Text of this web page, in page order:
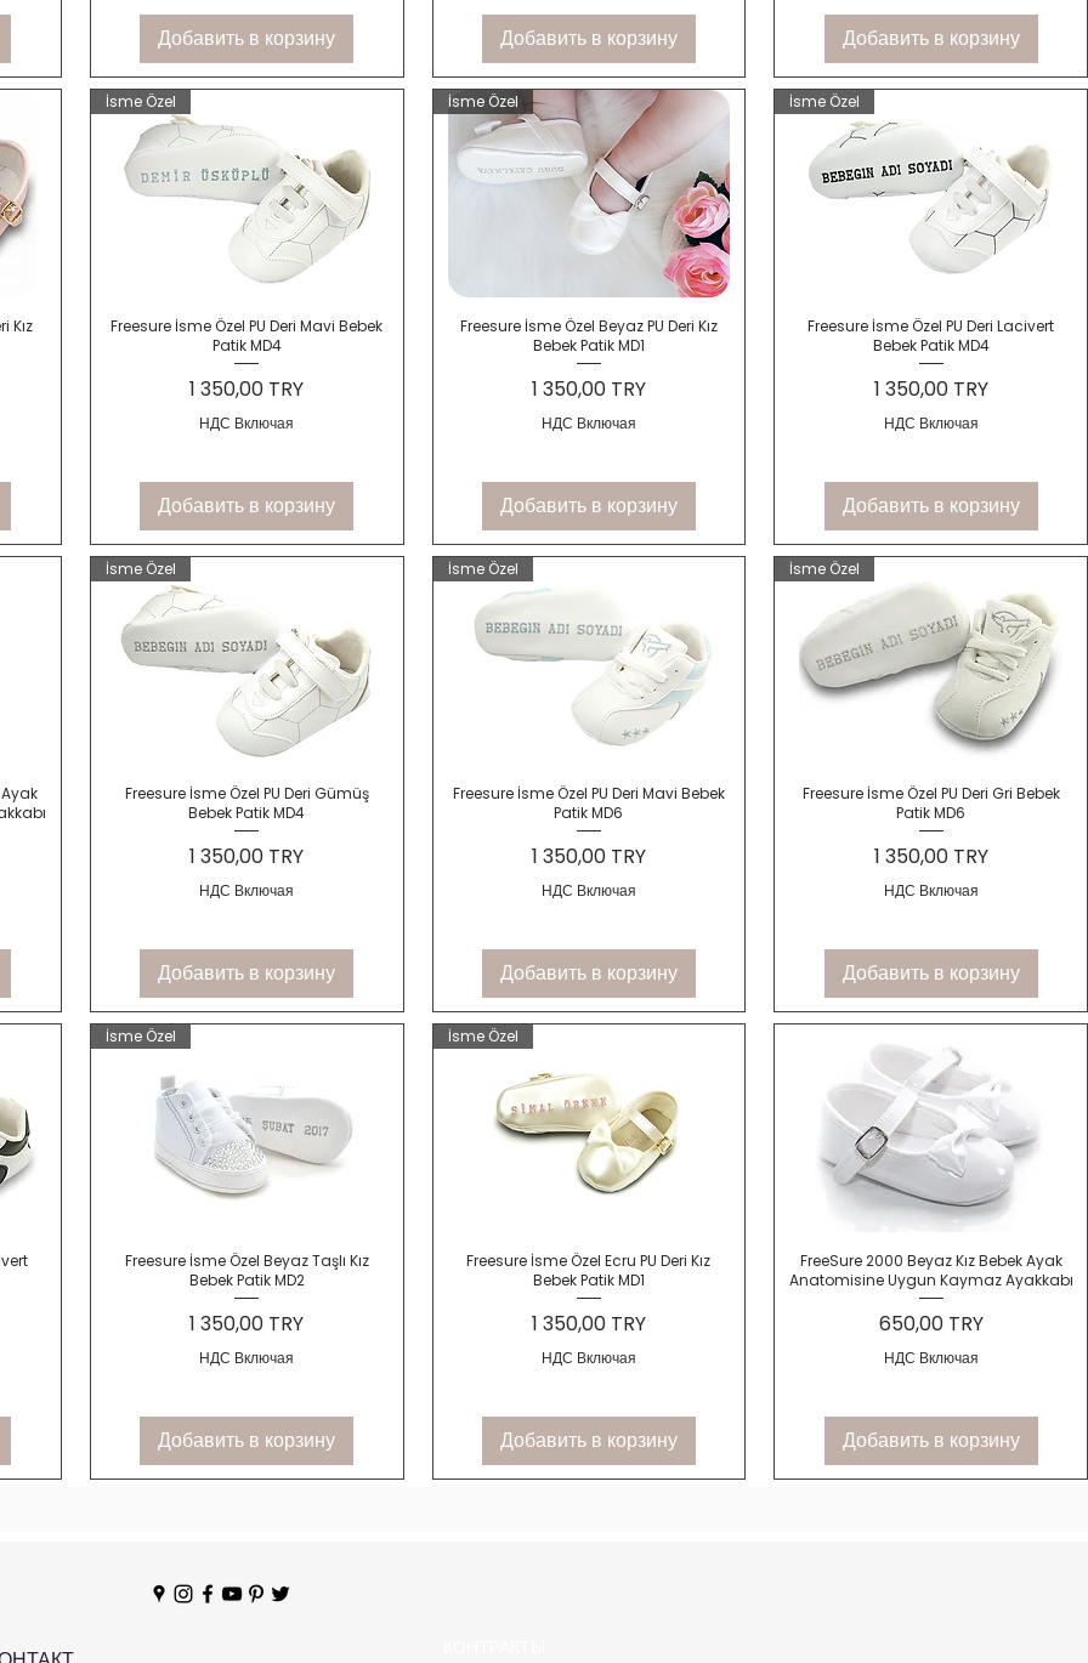
Добавить в корзину Добавить в корзину Добавить в корзину
Kız
Быстрый просмотр
İsme Özel
Freesure İsme Özel PU Deri Mavi Bebek
Patik MD4
Цена
1 350,00 TRY
НДС Включая
Добавить в корзину
Быстрый просмотр
İsme Özel
Freesure İsme Özel Beyaz PU Deri Kız
Bebek Patik MD1
Цена
1 350,00 TRY
НДС Включая
Добавить в корзину
Быстрый просмотр
İsme Özel
Freesure İsme Özel PU Deri Lacivert
Bebek Patik MD4
Цена
1 350,00 TRY
НДС Включая
Добавить в корзину
Ayak
Быстрый просмотр
İsme Özel
Freesure İsme Özel PU Deri Gümüş
Bebek Patik MD4
Цена
1 350,00 TRY
НДС Включая
Добавить в корзину
Быстрый просмотр
İsme Özel
Freesure İsme Özel PU Deri Mavi Bebek
Patik MD6
Цена
1 350,00 TRY
НДС Включая
Добавить в корзину
Быстрый просмотр
İsme Özel
Freesure İsme Özel PU Deri Gri Bebek
Patik MD6
Цена
1 350,00 TRY
НДС Включая
Добавить в корзину
Быстрый просмотр
İsme Özel
Freesure İsme Özel Beyaz Taşlı Kız
Bebek Patik MD2
Цена
1 350,00 TRY
НДС Включая
Добавить в корзину
Быстрый просмотр
İsme Özel
Freesure İsme Özel Ecru PU Deri Kız
Bebek Patik MD1
Цена
1 350,00 TRY
НДС Включая
Добавить в корзину
Быстрый просмотр
FreeSure 2000 Beyaz Kız Bebek Ayak
Anatomisine Uygun Kaymaz Ayakkabı
Цена
650,00 TRY
НДС Включая
Добавить в корзину